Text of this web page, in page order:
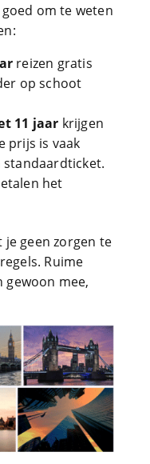
om te weten
reizen gratis
op schoot
11 jaar krijgen
prijs is vaak
standaardticket.
het
je geen zorgen te
Ruime
gewoon mee,